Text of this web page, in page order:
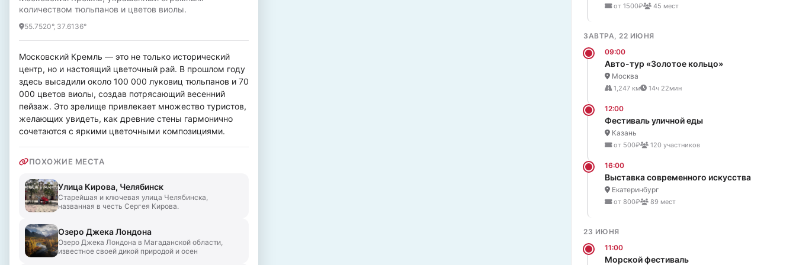
количеством тюльпанов и цветов виолы.
55.7520°, 37.6136°
Московский Кремль — это не только исторический
центр, но и настоящий цветочный рай. В прошлом году
здесь высадили около 100 000 луковиц тюльпанов и 70
000 цветов виолы, создав потрясающий весенний
пейзаж. Это зрелище привлекает множество туристов,
желающих увидеть, как древние стены гармонично
сочетаются с яркими цветочными композициями.
ПОХОЖИЕ МЕСТА
Улица Кирова, Челябинск
Старейшая и ключевая улица Челябинска,
названная в честь Сергея Кирова.
Озеро Джека Лондона
Озеро Джека Лондона в Магаданской области,
известное своей дикой природой и осен
от 1500₽ 45 мест
ЗАВТРА, 22 ИЮНЯ
09:00
Авто-тур «Золотое кольцо»
Москва
1,247 км 14ч 22мин
12:00
Фестиваль уличной еды
Казань
от 500₽ 120 участников
16:00
Выставка современного искусства
Екатеринбург
от 800₽ 89 мест
23 ИЮНЯ
11:00
Морской фестиваль